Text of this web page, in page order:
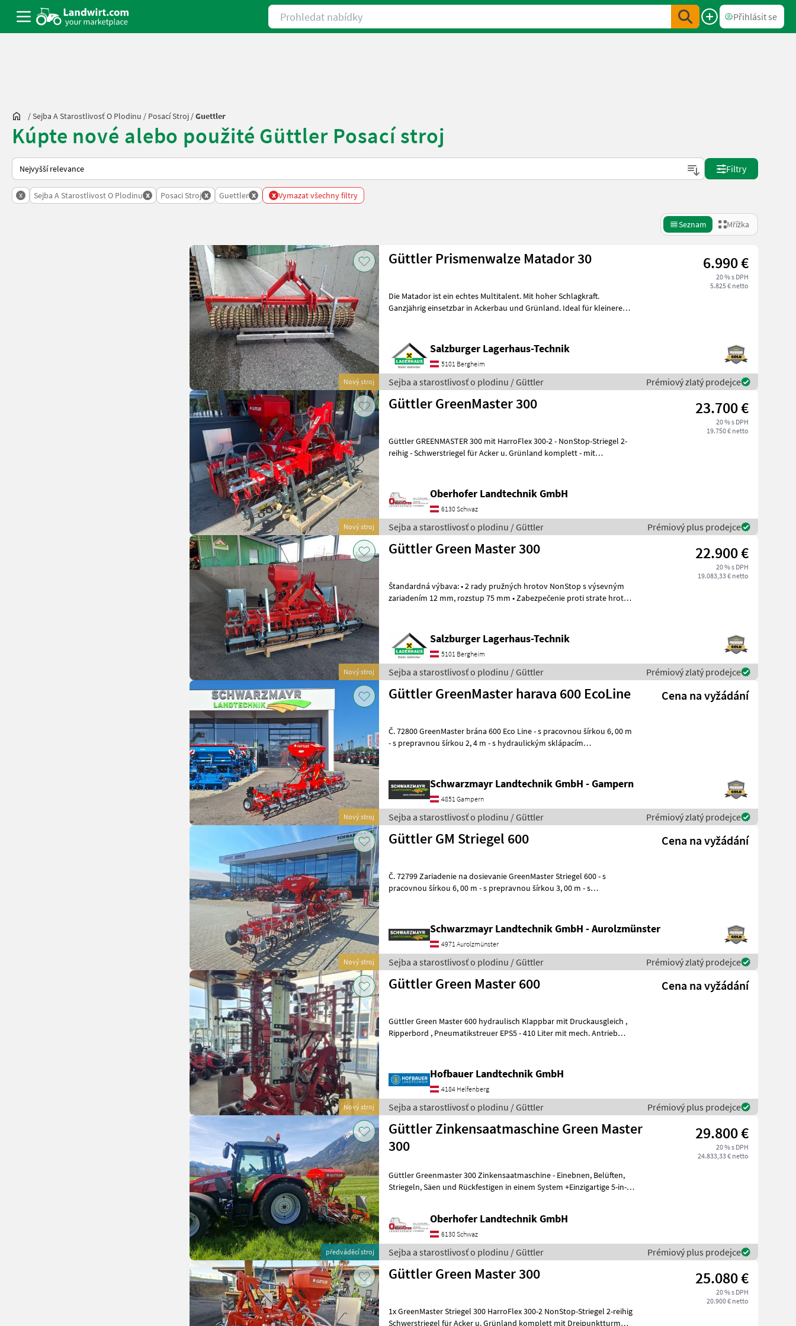
Prohledat nabídky
Přihlásit se
/Sejba A Starostlivosť O Plodinu / Posací Stroj /Guettler
Kúpte nové alebo použité Güttler Posací stroj
Takto se řadí nabídky na Landwirt.com
Filtry
x Sejba A Starostlivost O Plodinu x Posaci Stroj x Guettler x x Vymazat všechny filtry
Seznam Mřížka
Nový stroj
Güttler Prismenwalze Matador 30 6.990 €
20 % s DPH
5.825 € netto
Die Matador ist ein echtes Multitalent. Mit hoher Schlagkraft.
Ganzjährig einsetzbar in Ackerbau und Grünland. Ideal für kleinere
Salzburger Lagerhaus-Technik
5101 Bergheim
Sejba a starostlivosť o plodinu / Güttler Prémiový zlatý prodejce
Nový stroj
Güttler GreenMaster 300 23.700 €
20 % s DPH
19.750 € netto
Güttler GREENMASTER 300 mit HarroFlex 300-2 - NonStop-Striegel 2-
reihig - Schwerstriegel für Acker u. Grünland komplett - mit
Oberhofer Landtechnik GmbH
6130 Schwaz
Sejba a starostlivosť o plodinu / Güttler Prémiový plus prodejce
Nový stroj
Güttler Green Master 300 22.900 €
20 % s DPH
19.083,33 € netto
Štandardná výbava: • 2 rady pružných hrotov NonStop s výsevným
zariadením 12 mm, rozstup 75 mm • Zabezpečenie proti strate hrotov
Salzburger Lagerhaus-Technik
5101 Bergheim
Sejba a starostlivosť o plodinu / Güttler Prémiový zlatý prodejce
Nový stroj
Güttler GreenMaster harava 600 EcoLine Cena na vyžádání
Č. 72800 GreenMaster brána 600 Eco Line - s pracovnou šírkou 6, 00 m
- s prepravnou šírkou 2, 4 m - s hydraulickým sklápacím
Schwarzmayr Landtechnik GmbH - Gampern
4851 Gampern
Sejba a starostlivosť o plodinu / Güttler Prémiový zlatý prodejce
Nový stroj
Güttler GM Striegel 600 Cena na vyžádání
Č. 72799 Zariadenie na dosievanie GreenMaster Striegel 600 - s
pracovnou šírkou 6, 00 m - s prepravnou šírkou 3, 00 m - s
Schwarzmayr Landtechnik GmbH - Aurolzmünster
4971 Aurolzmünster
Sejba a starostlivosť o plodinu / Güttler Prémiový zlatý prodejce
Nový stroj
Güttler Green Master 600 Cena na vyžádání
Güttler Green Master 600 hydraulisch Klappbar mit Druckausgleich ,
Ripperbord , Pneumatikstreuer EPS5 - 410 Liter mit mech. Antrieb
Hofbauer Landtechnik GmbH
4184 Helfenberg
Sejba a starostlivosť o plodinu / Güttler Prémiový plus prodejce
předváděcí stroj
Güttler Zinkensaatmaschine Green Master
300
29.800 €
20 % s DPH
24.833,33 € netto
Güttler Greenmaster 300 Zinkensaatmaschine - Einebnen, Belüften,
Striegeln, Säen und Rückfestigen in einem System +Einzigartige 5-in-1
Oberhofer Landtechnik GmbH
6130 Schwaz
Sejba a starostlivosť o plodinu / Güttler Prémiový plus prodejce
Güttler Green Master 300 25.080 €
20 % s DPH
20.900 € netto
1x GreenMaster Striegel 300 HarroFlex 300-2 NonStop-Striegel 2-reihig
Schwerstriegel für Acker u. Grünland komplett mit Dreipunktturm